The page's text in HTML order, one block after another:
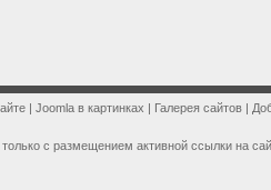
| Joomla в картинках | Галерея сайтов |
с размещением активной ссылки на